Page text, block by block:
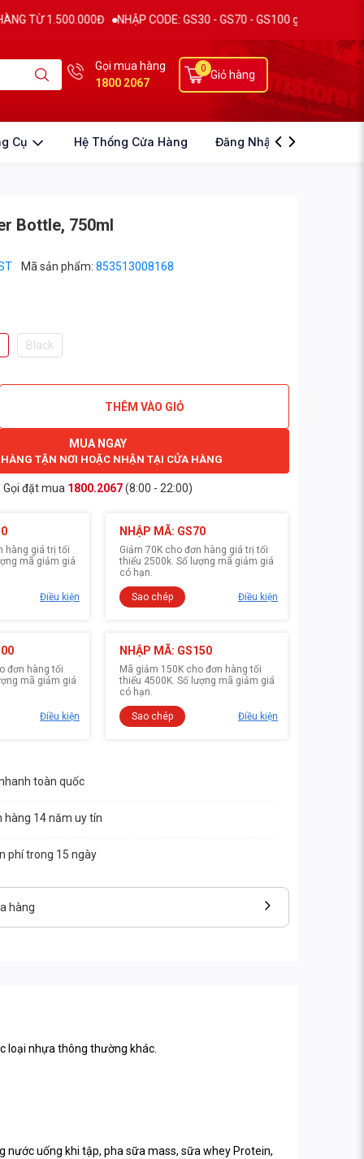
1.500.000Đ NHẬP CODE: GS30 - GS70 - GS100 giảm trực tiếp 30K -
Gọi mua hàng
1800 2067
Giỏ hàng
0
Cụ Hệ Thống Cửa Hàng Đăng Nhập
Bottle, 750ml
Mã sản phẩm:853513008168
Black
THÊM VÀO GIỎ
MUA NGAY
HÀNG TẬN NƠI HOẶC NHẬN TẠI CỬA HÀNG
Gọi đặt mua 1800.2067(8:00 - 22:00)
hàng giá trị tối
mã giảm giá
Điều kiện
NHẬP MÃ: GS70
Giảm 70K cho đơn hàng giá trị tối
thiểu 2500k. Số lượng mã giảm giá
có hạn.
Sao chép Điều kiện
đơn hàng tối
mã giảm giá
Điều kiện
NHẬP MÃ: GS150
Mã giảm 150K cho đơn hàng tối
thiểu 4500K. Số lượng mã giảm giá
có hạn.
Sao chép Điều kiện
toàn quốc
hàng 14 năm uy tín
phí trong 15 ngày
hàng
loại nhựa thông thường khác.
nước uống khi tập, pha sữa mass, sữa whey Protein,